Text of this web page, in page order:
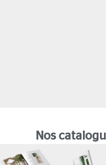
Nos